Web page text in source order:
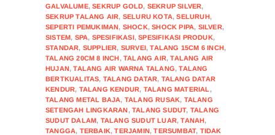
GALVALUME,SEKRUP GOLD, SEKRUP SILVER,
SEKRUP TALANG AIR, SELURU KOTA,SELURUH,
SEPERTI PEMUKIMAN, SHOCK,SHOCK PIPA, SILVER,
SISTEM, SPA, SPESIFIKASI,SPESIFIKASI PRODUK,
STANDAR, SUPPLIER, SURVEI,TALANG 15CM 6 INCH,
TALANG 20CM 8 INCH,TALANG AIR,TALANG AIR
HUJAN,TALANG AIR WARNA TALANG,TALANG
BERTKUALITAS, TALANG DATAR, TALANG DATAR
KENDUR, TALANG KENDUR, TALANG MATERIAL ,
TALANG METAL BAJA, TALANG RUSAK, TALANG
SETENGAH LINGKARAN,TALANG SUDUT, TALANG
SUDUT DALAM, TALANG SUDUT LUAR,TANAH,
TANGGA, TERBAIK,TERJAMIN,TERSUMBAT, TIDAK